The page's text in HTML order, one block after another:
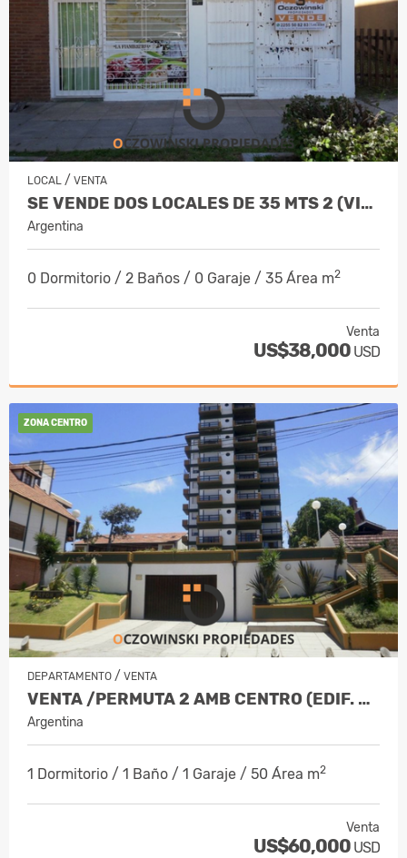
LOCAL / VENTA
SE VENDE DOS LOCALES DE 35 MTS 2 (VILLA GESELL)
Argentina
0 Dormitorio / 2 Baños / 0 Garaje / 35 Área m2
Venta
US$38,000 USD
ZONA CENTRO
DEPARTAMENTO / VENTA
VENTA /PERMUTA 2 AMB CENTRO (EDIF. ARPON V)
Argentina
1 Dormitorio / 1 Baño / 1 Garaje / 50 Área m2
Venta
US$60,000 USD